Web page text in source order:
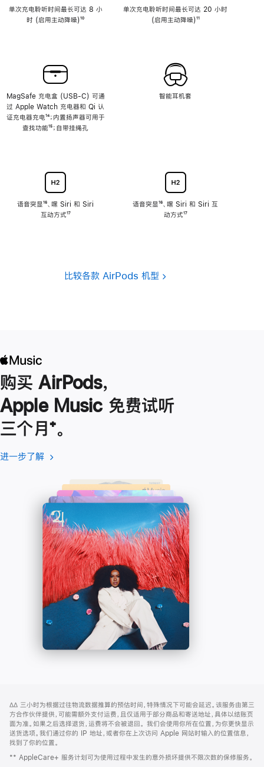
单次充电聆听时间最长可达 8 小
时 (启用主动降噪)脚
¹⁰
MagSafe 充电盒 (USB-C) 可通
过 Apple Watch 充电器和 Qi 认
证充电器充电脚
注
¹⁴；内置扬声器可用于
查找功能脚
¹⁵；自带挂绳孔
语音突显脚
注
¹⁶、嘿 Siri 和 Siri
互动方式脚
¹⁷
单次充电聆听时间最长可达 20 小时
(启用主动降噪)脚
¹¹
智能耳机套
语音突显脚
注
¹⁶、嘿 Siri 和 Siri 互
动方式脚
¹⁷
比较各款 AirPods 机型
购买 AirPods，
Apple Music 免费试听
三个月脚
注
⁺。
进一步了解 进
了
解
-
Apple
Music
(在
口
中
打
开)
页
页
脚
注
∆∆ 三小时为根据过往物流数据推算的预估时间，特殊情况下可能会延迟。该服务由第三
方合作伙伴提供，可能需额外支付运费，且仅适用于部分商品和寄送地址，具体以结账页
面为准。如果之后选择退货，运费将不会被退回。 我们会使用你所在位置，为你更快显示
送货选项。我们通过你的 IP 地址，或者你在上次访问 Apple 网站时输入的位置信息，
找到了你的位置。
** AppleCare+ 服务计划可为使用过程中发生的意外损坏提供不限次数的保修服务。